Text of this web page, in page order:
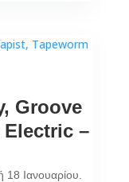
Groove
–
18 Ιανουαρίου.